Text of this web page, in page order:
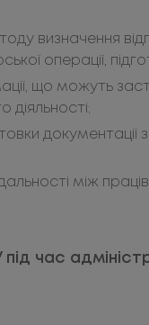
визначення
операції,
що можуть
діяльності;
документації
між
час